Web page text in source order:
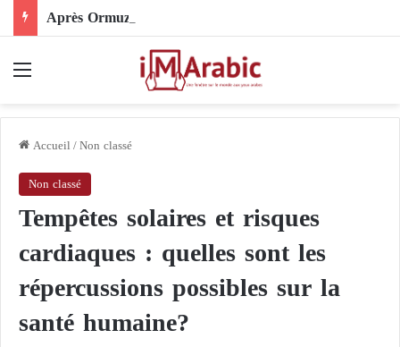
Accueil/Non classé
Non classé
Tempêtes solaires et risques
cardiaques : quelles sont les
répercussions possibles sur la
santé humaine?